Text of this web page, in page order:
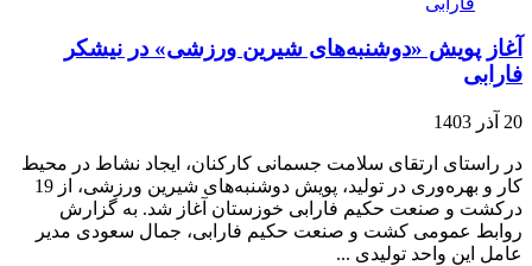
آغاز پویش «دوشنبه‌های شیرین ورزشی» در نیشکر
فارابی
20 آذر 1403
در راستای ارتقای سلامت جسمانی کارکنان، ایجاد نشاط در محیط
کار و بهره‌وری در تولید، پویش دوشنبه‌های شیرین ورزشی، از 19
درکشت و صنعت حکیم فارابی خوزستان آغاز شد. به گزارش
روابط عمومی کشت و صنعت حکیم فارابی، جمال سعودی مدیر
عامل این واحد تولیدی ...